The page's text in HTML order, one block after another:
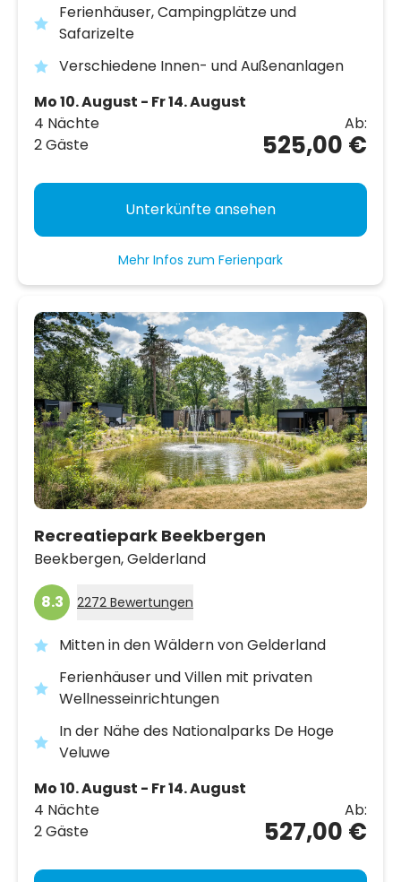
Ferienhäuser, Campingplätze und
Safarizelte
Verschiedene Innen- und Außenanlagen
Mo 10. August - Fr 14. August
4 Nächte
2 Gäste
Ab:
525,00 €
Unterkünfte ansehen
Mehr Infos zum Ferienpark
Recreatiepark Beekbergen
Beekbergen,Gelderland
8.3 2272 Bewertungen
Mitten in den Wäldern von Gelderland
Ferienhäuser und Villen mit privaten
Wellnesseinrichtungen
In der Nähe des Nationalparks De Hoge
Veluwe
Mo 10. August - Fr 14. August
4 Nächte
2 Gäste
Ab:
527,00 €